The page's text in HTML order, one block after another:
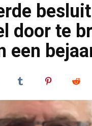
door te
een